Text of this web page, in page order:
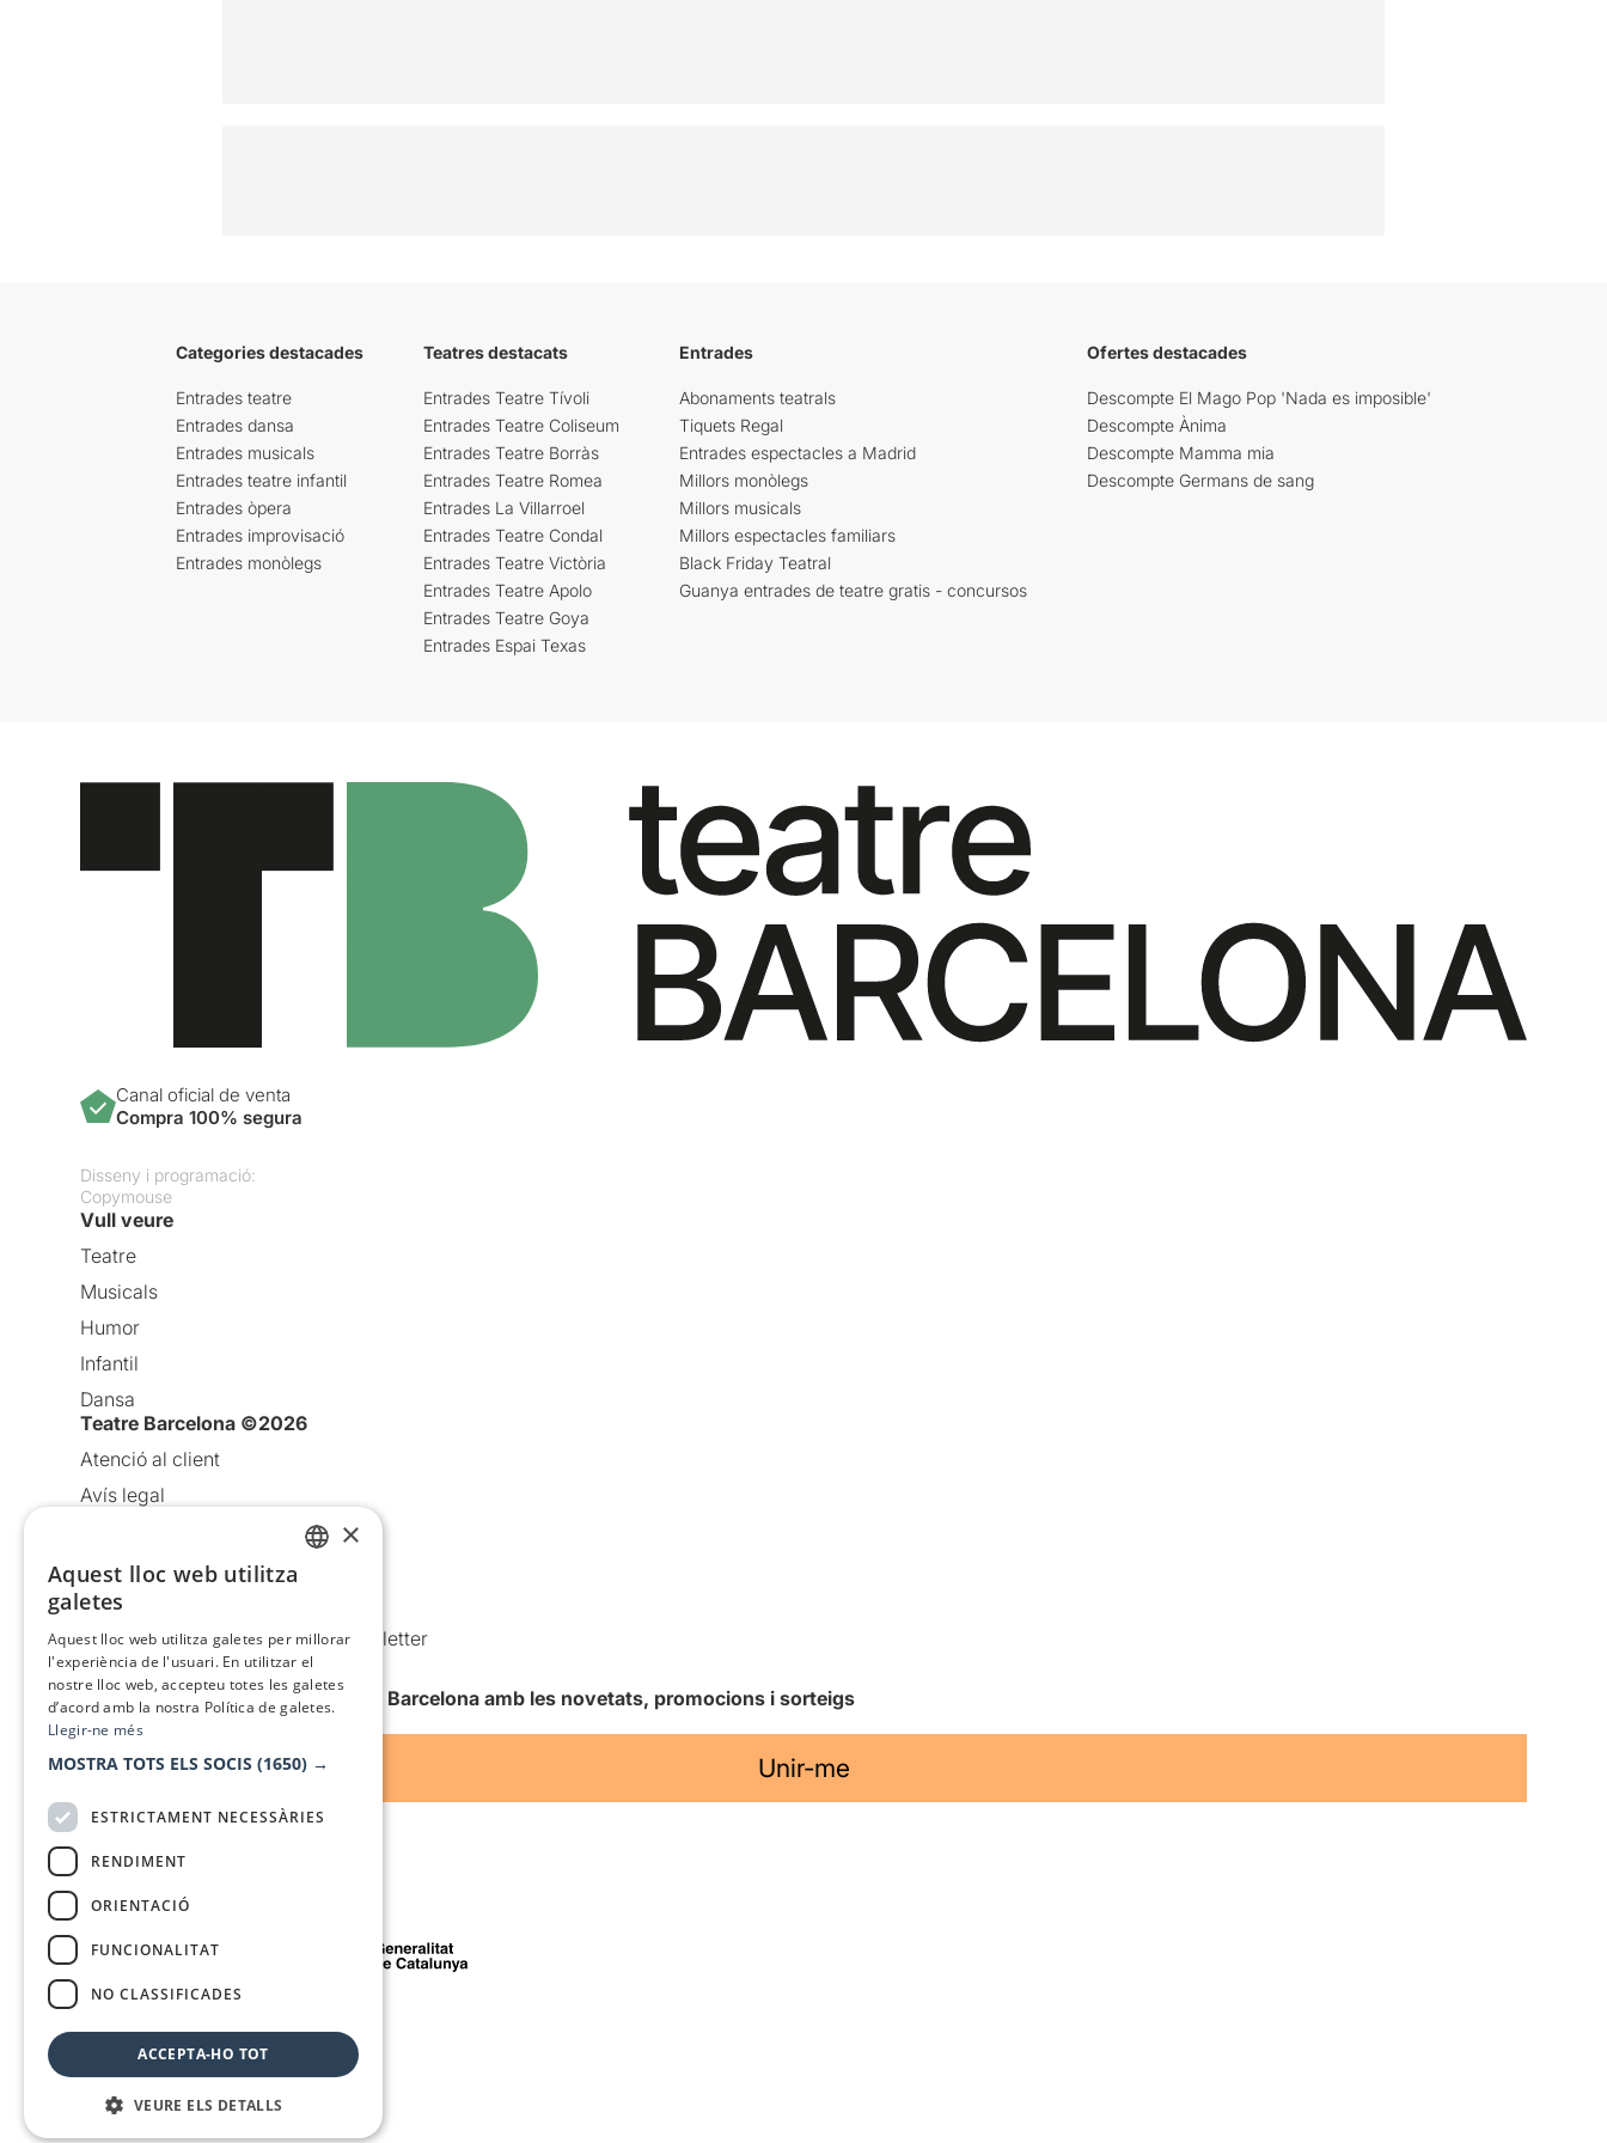
Categories destacades
Entrades teatre
Entrades dansa
Entrades musicals
Entrades teatre infantil
Entrades òpera
Entrades improvisació
Entrades monòlegs
Teatres destacats
Entrades Teatre Tívoli
Entrades Teatre Coliseum
Entrades Teatre Borràs
Entrades Teatre Romea
Entrades La Villarroel
Entrades Teatre Condal
Entrades Teatre Victòria
Entrades Teatre Apolo
Entrades Teatre Goya
Entrades Espai Texas
Entrades
Abonaments teatrals
Tiquets Regal
Entrades espectacles a Madrid
Millors monòlegs
Millors musicals
Millors espectacles familiars
Black Friday Teatral
Guanya entrades de teatre gratis - concursos
Ofertes destacades
Descompte El Mago Pop 'Nada es imposible'
Descompte Ànima
Descompte Mamma mia
Descompte Germans de sang
Canal oficial de venta
Compra 100% segura
Disseny i programació:
Copymouse
Vull veure
Teatre
Musicals
Humor
Infantil
Dansa
Teatre Barcelona ©2026
Atenció al client
Avís legal
Política de cookies
Condicions d’ús
Comunicacions comercials i Newsletter
Anuncia’t
Vull rebre la newsletter de Teatre Barcelona amb les novetats, promocions i sorteigs
Unir-me
Amb el suport de
×
Aquest lloc web utilitza
galetes
Aquest lloc web utilitza galetes per millorar
l'experiència de l'usuari. En utilitzar el
nostre lloc web, accepteu totes les galetes
d’acord amb la nostra Política de galetes.
Llegir-ne més
MOSTRA TOTS ELS SOCIS (1650) →
ESTRICTAMENT NECESSÀRIES
RENDIMENT
ORIENTACIÓ
FUNCIONALITAT
NO CLASSIFICADES
ACCEPTA-HO TOT
VEURE ELS DETALLS